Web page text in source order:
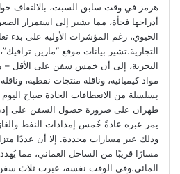
هرمز في وقت سابق السبت، بالالتفاف
أدراجها فجأة، مما يشير إلى استمرار
الحيوي، رغم المؤشرات الأولية على بدء
التجارية.تشير بيانات موقع “مارين
البحرية، إلى أن خمس سفن على الأقل – من
مواد كيميائية، وناقلة منتجات نفطية،
بسلسلة من الانعطافات الحادة صباح
طهران على ضرورة حصول السفن على إذن
يمر عبره عادةً خُمس إمدادات النفط
وذلك عبر مسارات محددة. إلا أن عددًا
مسارًا قريبًا من الساحل العماني، مما
المائي.وفي الوقت نفسه، عبرت ثلاث